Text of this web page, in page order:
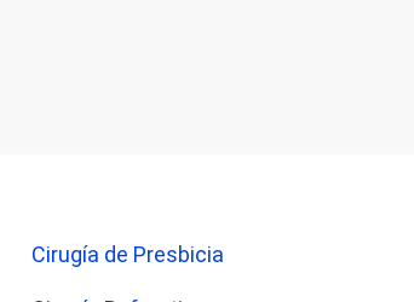
Cirugía de Presbicia